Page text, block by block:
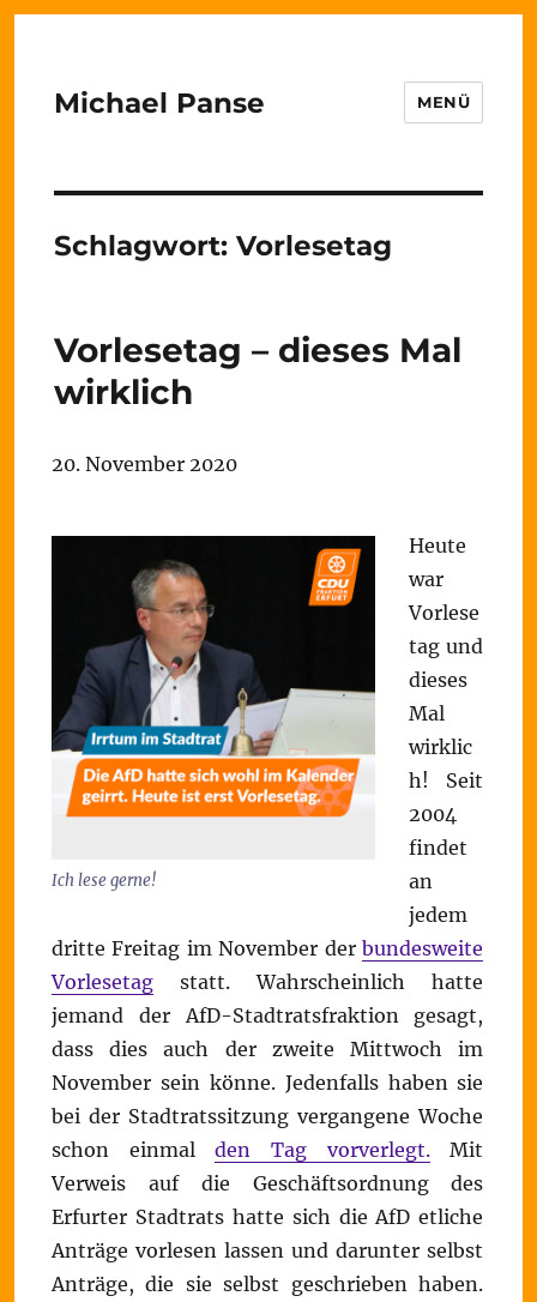
Michael Panse MENÜ
Schlagwort: Vorlesetag
Vorlesetag – dieses Mal
wirklich
20. November 2020
Ich lese gerne!
Heute
war
Vorlese
tag und
dieses
Mal
wirklic
h! Seit
2004
findet
an
jedem
dritte Freitag im November derbundesweite
Vorlesetag statt. Wahrscheinlich hatte
jemand der AfD-Stadtratsfraktion gesagt,
dass dies auch der zweite Mittwoch im
November sein könne. Jedenfalls haben sie
bei der Stadtratssitzung vergangene Woche
schon einmalden Tag vorverlegt.Mit
Verweis auf die Geschäftsordnung des
Erfurter Stadtrats hatte sich die AfD etliche
Anträge vorlesen lassen und darunter selbst
Anträge, die sie selbst geschrieben haben.